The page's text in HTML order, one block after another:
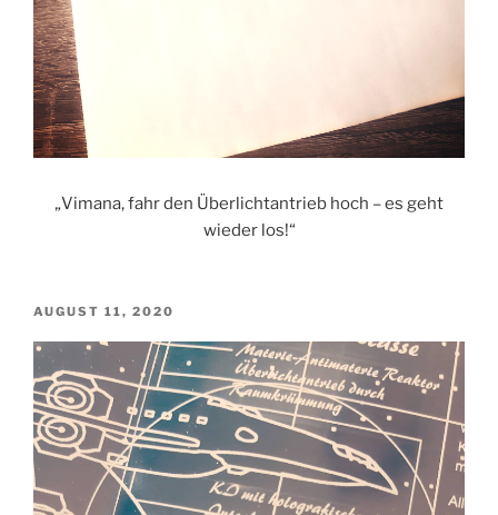
„Vimana, fahr den Überlichtantrieb hoch – es geht
wieder los!“
VERÖFFENTLICHT
AUGUST 11, 2020